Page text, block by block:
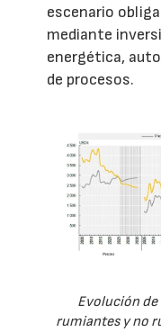
escenario
mediante
energética,
de procesos.
Evolución de
rumiantes y no